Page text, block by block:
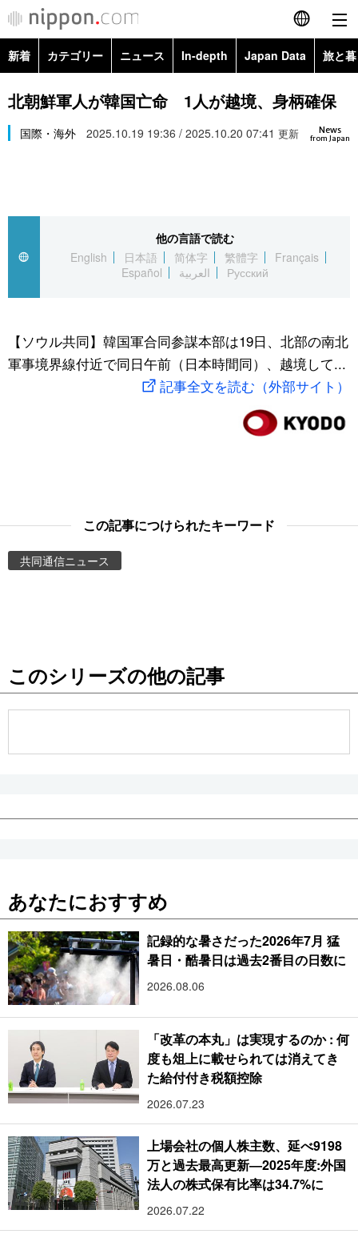
English
简体字
繁體字
العربية
社会
スポーツ・東京2020
旅と暮らし
Images
新着 カテゴリー ニュース In-depth Japan Data 旅と
政治・外交
経済・ビジネス
社会
文化
科学・技術
暮らし
Topics
Images
お知らせ
北朝鮮軍人が韓国亡命 1人が越境、身柄確保
News
from Japan
国際・海外 2025.10.19 19:36 / 2025.10.20 07:41 更新
他の言語で読む
English
日本語 简体字 繁體字
Français
Español
العربية Русский
【ソウル共同】韓国軍合同参謀本部は19日、北部の南北
軍事境界線付近で同日午前（日本時間同）、越境して...
記事全文を読む（外部サイト）
この記事につけられたキーワード
共同通信ニュース
このシリーズの他の記事
あなたにおすすめ
記録的な暑さだった2026年7月 猛
暑日・酷暑日は過去2番目の日数に
2026.08.06
「改革の本丸」は実現するのか : 何
度も俎上に載せられては消えてき
た給付付き税額控除
2026.07.23
上場会社の個人株主数、延べ9198
万と過去最高更新―2025年度:外国
法人の株式保有比率は34.7%に
2026.07.22